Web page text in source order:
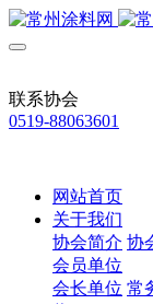
联系协会
0519-88063601
网站首页
关于我们
协会简介 协
会员单位
会长单位 常